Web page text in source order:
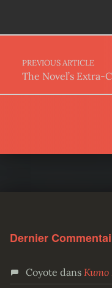
Post navigation
PREVIOUS ARTICLE
The Novel’s Extra-
Dernier
Coyote dans Kumo